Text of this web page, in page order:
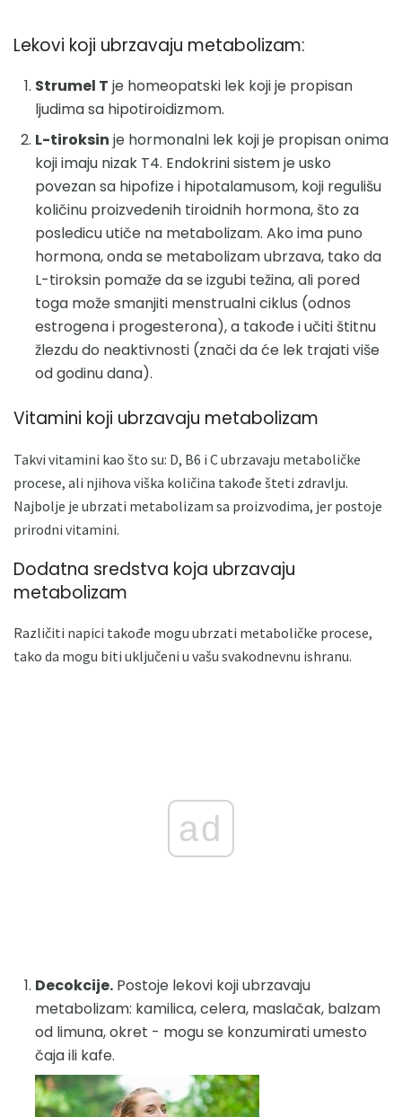
Lekovi koji ubrzavaju metabolizam:
Strumel T je homeopatski lek koji je propisan
ljudima sa hipotiroidizmom.
L-tiroksin je hormonalni lek koji je propisan onima
koji imaju nizak T4. Endokrini sistem je usko
povezan sa hipofize i hipotalamusom, koji regulišu
količinu proizvedenih tiroidnih hormona, što za
posledicu utiče na metabolizam. Ako ima puno
hormona, onda se metabolizam ubrzava, tako da
L-tiroksin pomaže da se izgubi težina, ali pored
toga može smanjiti menstrualni ciklus (odnos
estrogena i progesterona), a takođe i učiti štitnu
žlezdu do neaktivnosti (znači da će lek trajati više
od godinu dana).
Vitamini koji ubrzavaju metabolizam
Takvi vitamini kao što su: D, B6 i C ubrzavaju metaboličke
procese, ali njihova viška količina takođe šteti zdravlju.
Najbolje je ubrzati metabolizam sa proizvodima, jer postoje
prirodni vitamini.
Dodatna sredstva koja ubrzavaju
metabolizam
Različiti napici takođe mogu ubrzati metaboličke procese,
tako da mogu biti uključeni u vašu svakodnevnu ishranu.
ad
Decokcije. Postoje lekovi koji ubrzavaju
metabolizam: kamilica, celera, maslačak, balzam
od limuna, okret - mogu se konzumirati umesto
čaja ili kafe.